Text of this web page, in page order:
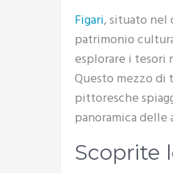
Figari, situato nel
patrimonio
esplorare i tesori
Questo mezzo di
pittoresche
panoramica
Scoprite